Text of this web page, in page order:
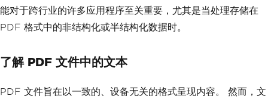
能对于跨行业的许多应用程序至关重要，尤其是当处理存储在
PDF 格式中的非结构化或半结构化数据时。
了解 PDF 文件中的文本
PDF 文件旨在以一致的、设备无关的格式呈现内容。 然而，文